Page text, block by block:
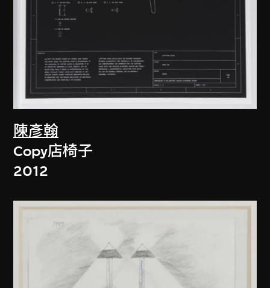
陳彥翰
Copy店椅子
2012